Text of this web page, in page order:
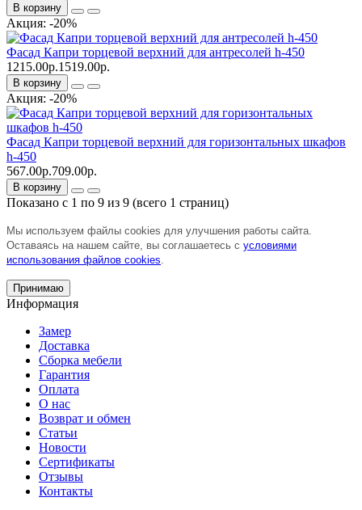
В корзину
Акция: -20%
Фасад Капри торцевой верхний для антресолей h-450
1215.00р.1519.00р.
В корзину
Акция: -20%
Фасад Капри торцевой верхний для горизонтальных шкафов
h-450
567.00р.709.00р.
В корзину
Показано с 1 по 9 из 9 (всего 1 страниц)
Мы используем файлы cookies для улучшения работы сайта.
Оставаясь на нашем сайте, вы соглашаетесь с условиями
использования файлов cookies.
Принимаю
Информация
Замер
Доставка
Сборка мебели
Гарантия
Оплата
О нас
Возврат и обмен
Статьи
Новости
Сертификаты
Отзывы
Контакты